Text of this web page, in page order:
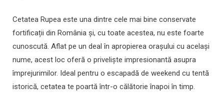
Cetatea Rupea este una dintre cele mai bine conservate
fortificații din România și, cu toate acestea, nu este foarte
cunoscută. Aflat pe un deal în apropierea orașului cu același
nume, acest loc oferă o priveliște impresionantă asupra
împrejurimilor. Ideal pentru o escapadă de weekend cu tentă
istorică, cetatea te poartă într-o călătorie înapoi în timp.